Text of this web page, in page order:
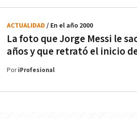
La foto que Jorge Messi le
años y que retrató el inicio
ACTUALIDAD / En el año 2000
PoriProfesional